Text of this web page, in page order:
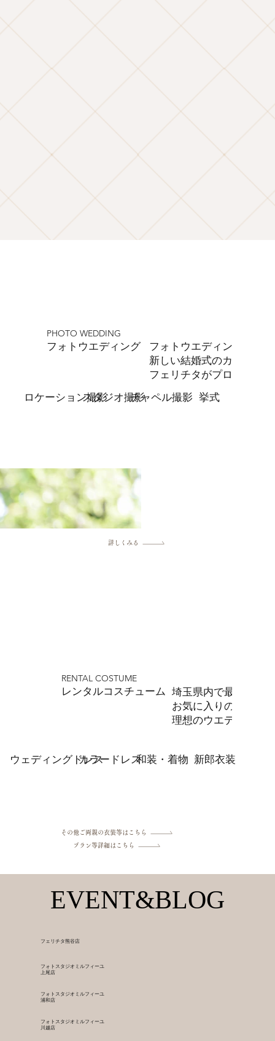
PHOTO WEDDING
​フォトウエディング
フォトウエディングから
新しい結婚式のカタチを
フェリチタがプロデュー
ロケーション撮影スタジオ撮影チャペル撮影 挙式
詳しくみる
RENTAL COSTUME
​レンタルコスチューム 埼玉県内で最多の品
お気に入りの1着を
理想のウエディング
ウェディングドレスカラードレス和装・着物 新郎衣装
その他ご両親の衣装等はこちら
プラン等詳細はこちら
EVENT&BLOG
EVENT&BLOG
フェリチタ熊谷店
フォトスタジオ​ミルフィーユ
上尾店
フォトスタジオ​ミルフィーユ
​浦和店
フォトスタジオ​ミルフィーユ
​川越店